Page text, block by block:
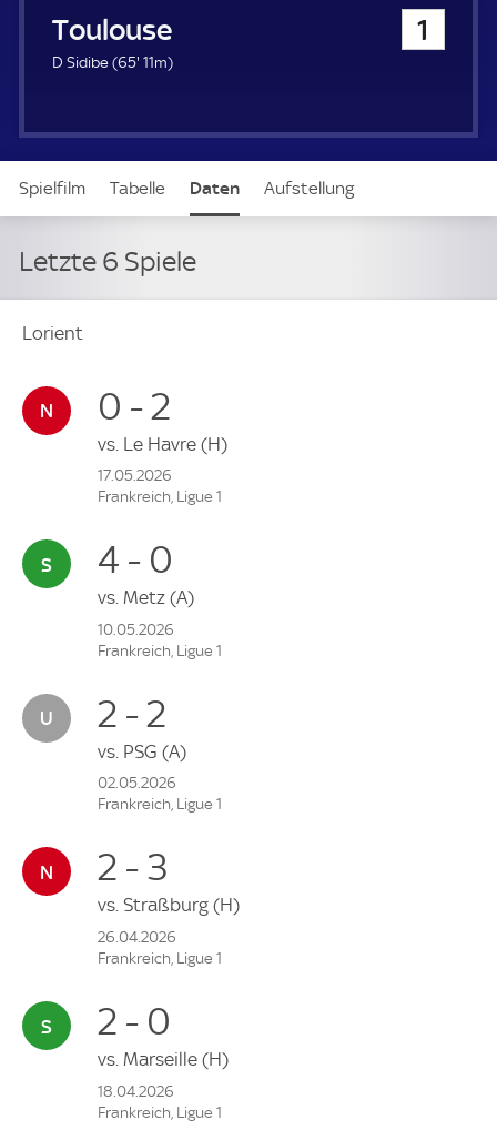
.
i
t
e
FC Toulouse 1
D Sidibe (65'6
u
t
11m)
Spielfilm Tabelle Daten Aufstellung
Letzte 6 Spiele
Lorient
0 - 2
vs. Le Havre (H)
17.05.2026
Frankreich, Ligue 1
4 - 0
vs. Metz (A)
10.05.2026
Frankreich, Ligue 1
2 - 2
vs. PSG (A)
02.05.2026
Frankreich, Ligue 1
2 - 3
vs. Straßburg (H)
26.04.2026
Frankreich, Ligue 1
2 - 0
vs. Marseille (H)
18.04.2026
Frankreich, Ligue 1